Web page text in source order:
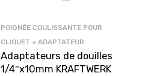
POIGNÉE COULISSANTE POUR
CLIQUET + ADAPTATEUR
Adaptateurs de douilles
1/4″x10mm KRAFTWERK